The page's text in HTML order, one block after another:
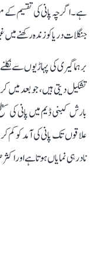
ہے۔ اگرچہ پانی کی تقسیم کے
جنگلات دریا کو زندہ رکھنے
برہماگیری کی پہاڑیوں سے
تشکیل دیتی ہیں، جو بعد
بارش کبنی ڈیم میں پانی کی
علاقوں تک پانی کی آمد کو کم
نادر ہی نمایاں ہوتا ہے اور